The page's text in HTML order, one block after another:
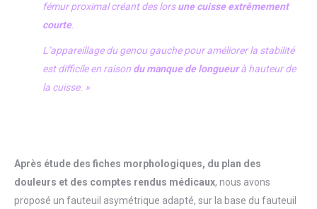
fémur proximal créant des lorsune cuisse extrêmement
courte.
L’appareillage du genou gauche pour améliorer la stabilité
est difficile en raison du manque de longueurà hauteur de
la cuisse. »
Après étude des fiches morphologiques, du plan des
douleurs et des comptes rendus médicaux, nous avons
proposé un fauteuil asymétrique adapté, sur la base du fauteuil